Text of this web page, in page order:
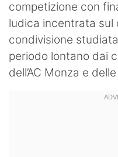
Pallamano
Altre
News
competizione con
ludica incentrata sul
condivisione
periodo lontano dai
dell’AC Monza e